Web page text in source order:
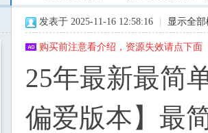
发表于 2025-11-16 12:58:16 显示全
购买前注意看介绍，资源失效请点下
25年最新最简
偏爱版本】最